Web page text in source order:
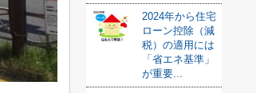
2024年から住宅
ローン控除（減
税）の適用には
「省エネ基準」
が重要...